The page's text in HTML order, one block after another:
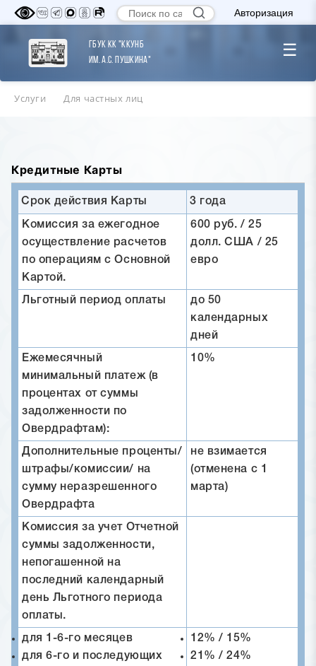
Авторизация
ГБУК КК "ККУНБ
им. А.С. Пушкина"
☰
Услуги Для частных лиц
Кредитные Карты
Срок действия Карты 3 года
Комиссия за ежегодное
осуществление расчетов
по операциям с Основной
Картой.
600 руб. / 25
долл. США / 25
евро
Льготный период оплаты
до 50
календарных
дней
Ежемесячный
минимальный платеж (в
процентах от суммы
задолженности по
Овердрафтам):
10%
Дополнительные проценты/
штрафы/комиссии/ на
сумму неразрешенного
Овердрафта
не взимается
(отменена с 1
марта)
Комиссия за учет Отчетной
суммы задолженности,
непогашенной на
последний календарный
день Льготного периода
оплаты.
для 1-6-го месяцев
для 6-го и последующих
12% / 15%
21% / 24%